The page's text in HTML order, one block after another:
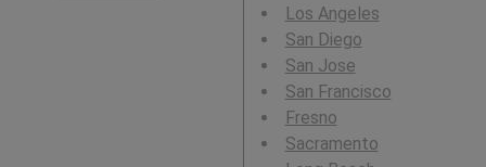
Los Angeles
San Diego
San Jose
San Francisco
Fresno
Sacramento